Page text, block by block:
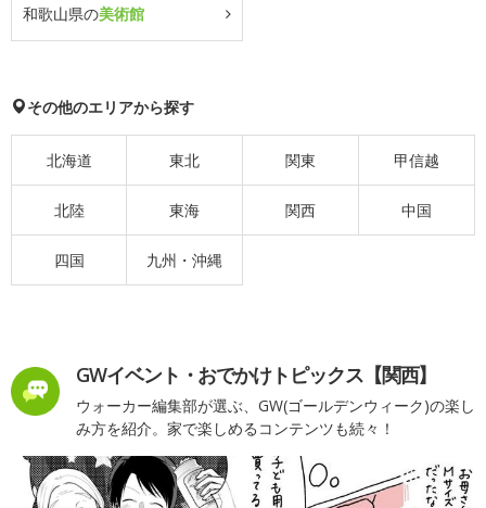
和歌山県の美術館
その他のエリアから探す
北海道 東北 関東 甲信越
北陸 東海 関西 中国
四国 九州・沖縄
GWイベント・おでかけトピックス【関西】
ウォーカー編集部が選ぶ、GW(ゴールデンウィーク)の楽し
み方を紹介。家で楽しめるコンテンツも続々！